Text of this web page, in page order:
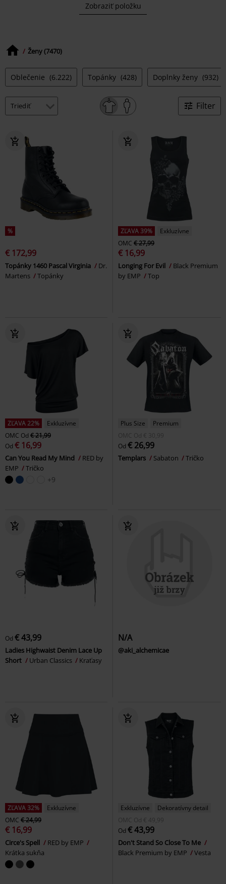
Zobraziť položku
Ženy (7470)
Oblečenie (6.222) Topánky (428) Doplnky ženy (932)
Filter
%
€ 172,99
Topánky 1460 Pascal Virginia
Dr.
Martens
Topánky
ZĽAVA 39%
Exkluzívne
OMC € 27,99
€ 16,99
Longing For Evil
Black Premium
by EMP
Top
ZĽAVA 22%
Exkluzívne
OMC Od € 21,99
Od € 16,99
Can You Read My Mind
RED by
EMP
Tričko
+9
Plus Size
Premium
OMC Od € 30,99
Od € 26,99
Templars Sabaton Tričko
Od € 43,99
Ladies Highwaist Denim Lace Up
Short
Urban Classics Kraťasy
N/A
@aki_alchemicae
ZĽAVA 32%
Exkluzívne
OMC € 24,99
€ 16,99
Circe's Spell
RED by EMP
Krátka sukňa
Exkluzívne
Dekoratívny detail
OMC Od € 49,99
Od € 43,99
Don't Stand So Close To Me
Black Premium by EMP
Vesta